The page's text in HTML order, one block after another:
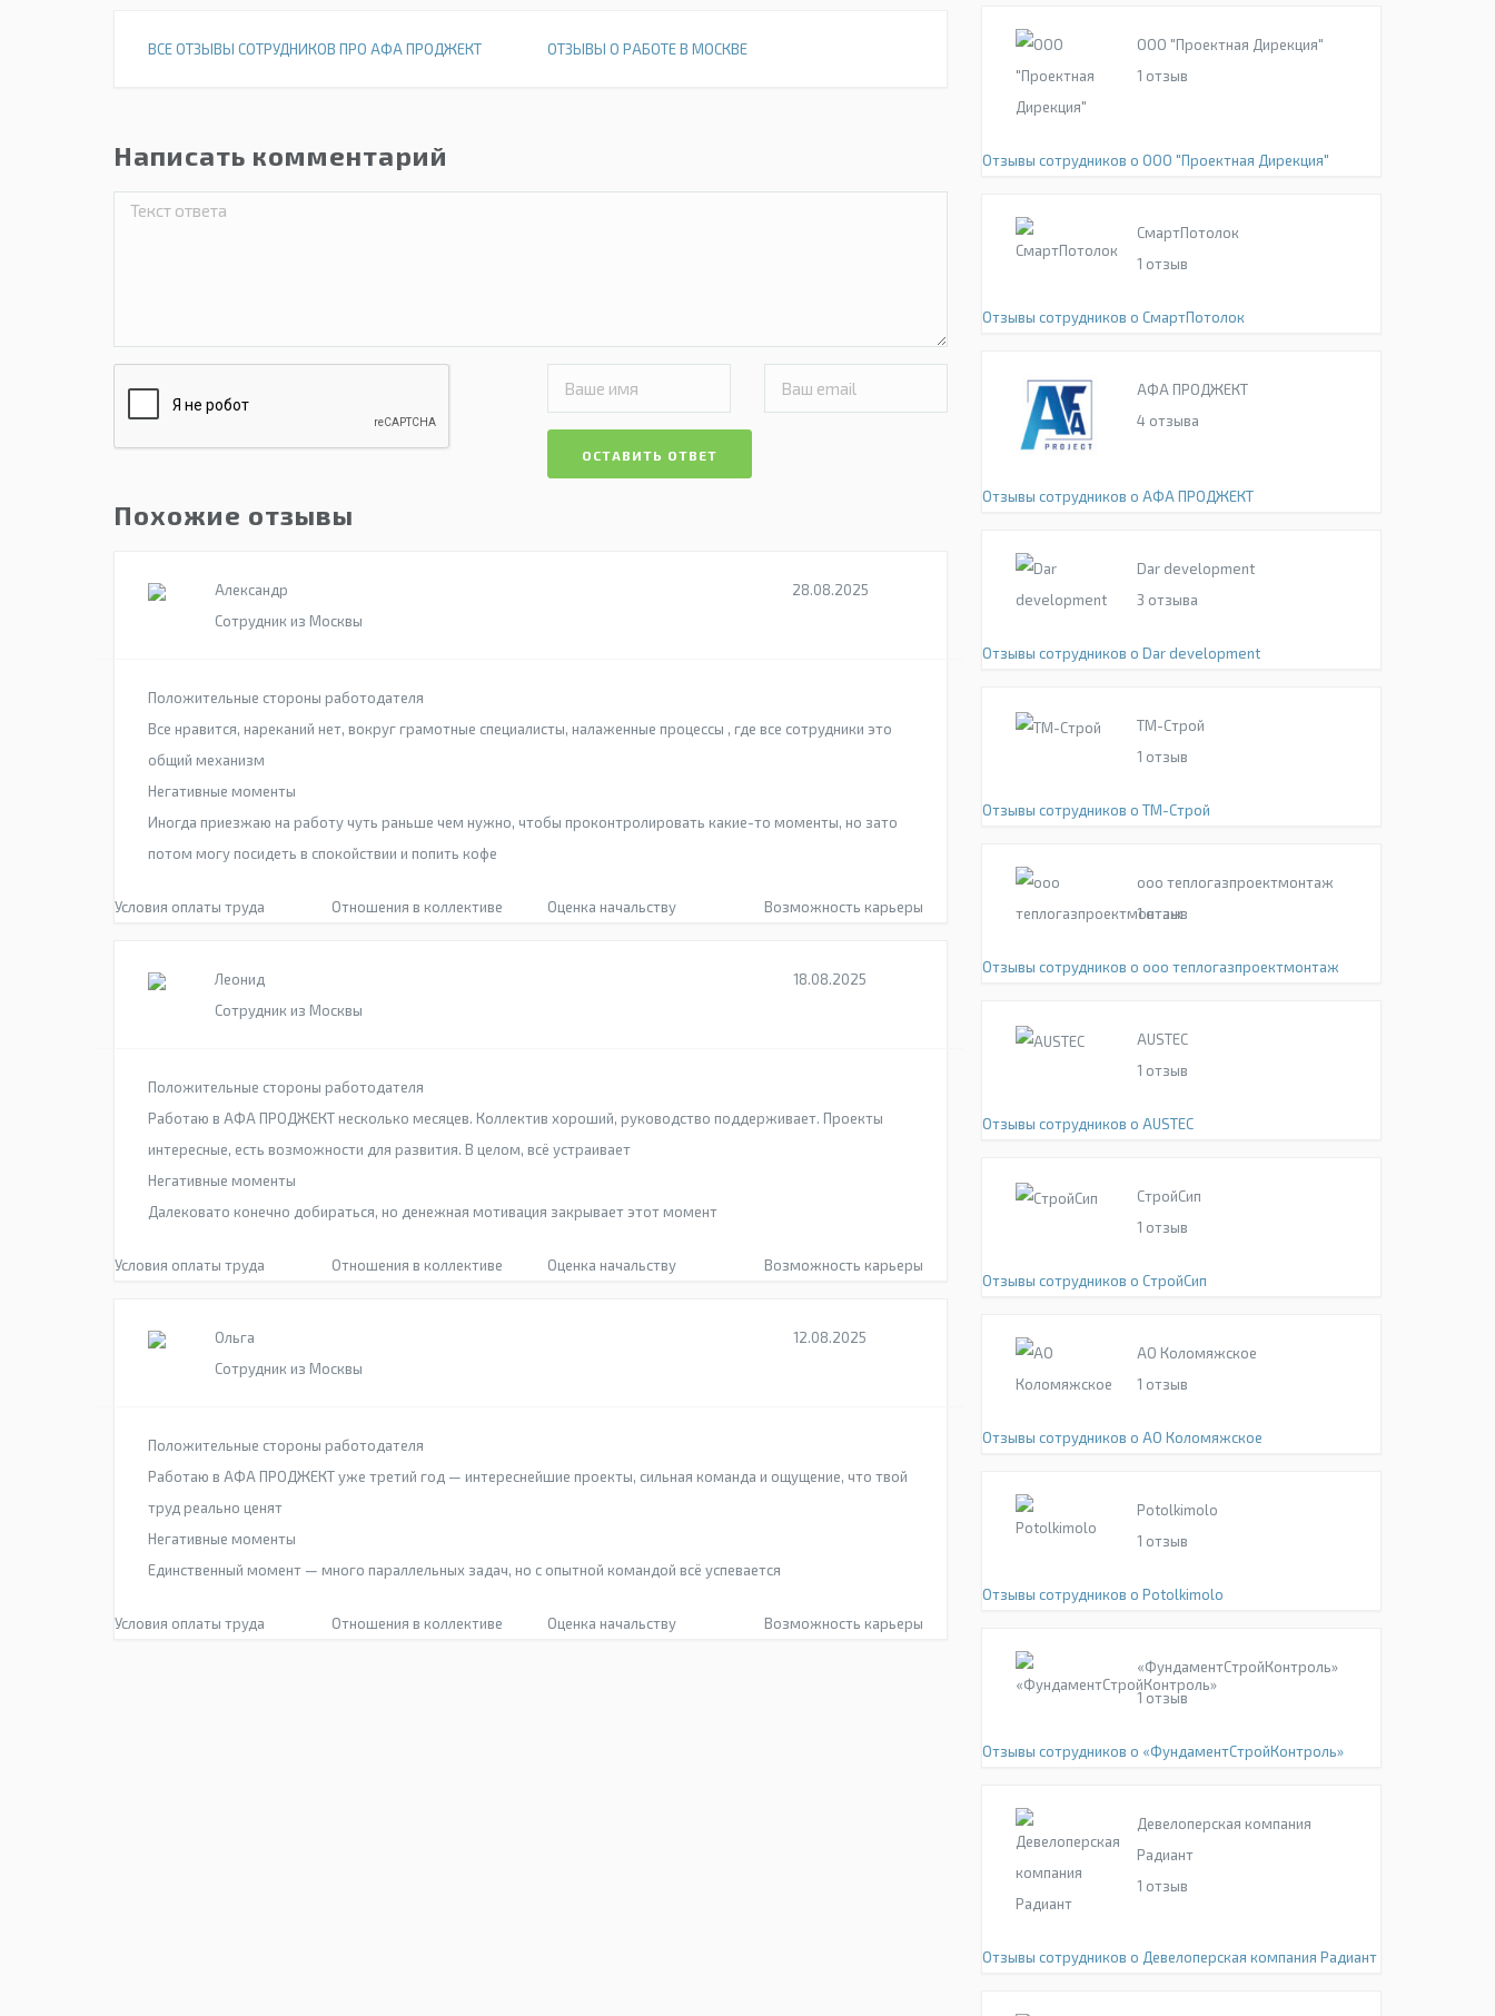
ВСЕ ОТЗЫВЫ СОТРУДНИКОВ ПРО АФА ПРОДЖЕКТ ОТЗЫВЫ О РАБОТЕ В МОСКВЕ
Написать комментарий
ОСТАВИТЬ ОТВЕТ
Похожие отзывы
Александр
Сотрудник из Москвы
28.08.2025
Положительные стороны работодателя
Все нравится, нареканий нет, вокруг грамотные специалисты, налаженные процессы , где все сотрудники это
общий механизм
Негативные моменты
Иногда приезжаю на работу чуть раньше чем нужно, чтобы проконтролировать какие-то моменты, но зато
потом могу посидеть в спокойствии и попить кофе
Условия оплаты труда Отношения в коллективе Оценка начальству Возможность карьеры
Леонид
Сотрудник из Москвы
18.08.2025
Положительные стороны работодателя
Работаю в АФА ПРОДЖЕКТ несколько месяцев. Коллектив хороший, руководство поддерживает. Проекты
интересные, есть возможности для развития. В целом, всё устраивает
Негативные моменты
Далековато конечно добираться, но денежная мотивация закрывает этот момент
Условия оплаты труда Отношения в коллективе Оценка начальству Возможность карьеры
Ольга
Сотрудник из Москвы
12.08.2025
Положительные стороны работодателя
Работаю в АФА ПРОДЖЕКТ уже третий год — интереснейшие проекты, сильная команда и ощущение, что твой
труд реально ценят
Негативные моменты
Единственный момент — много параллельных задач, но с опытной командой всё успевается
Условия оплаты труда Отношения в коллективе Оценка начальству Возможность карьеры
ООО "Проектная Дирекция"
1 отзыв
Отзывы сотрудников о ООО "Проектная Дирекция"
СмартПотолок
1 отзыв
Отзывы сотрудников о СмартПотолок
АФА ПРОДЖЕКТ
4 отзыва
Отзывы сотрудников о АФА ПРОДЖЕКТ
Dar development
3 отзыва
Отзывы сотрудников о Dar development
ТМ-Строй
1 отзыв
Отзывы сотрудников о ТМ-Строй
ооо теплогазпроектмонтаж
1отзыв
Отзывы сотрудников о ооо теплогазпроектмонтаж
AUSTEC
1 отзыв
Отзывы сотрудников о AUSTEC
СтройСип
1 отзыв
Отзывы сотрудников о СтройСип
АО Коломяжское
1 отзыв
Отзывы сотрудников о АО Коломяжское
Potolkimolo
1 отзыв
Отзывы сотрудников о Potolkimolo
«ФундаментСтройКонтроль»
1 отзыв
Отзывы сотрудников о «ФундаментСтройКонтроль»
Девелоперская компания
Радиант
1 отзыв
Отзывы сотрудников о Девелоперская компания Радиант